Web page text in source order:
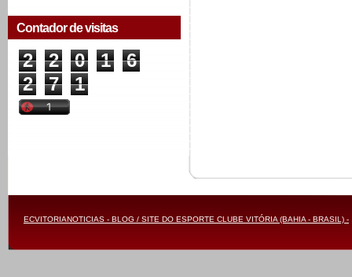
Contador de visitas
2 2 0 1
6
2
7 1
ECVITORIANOTICIAS - BLOG / SITE DO ESPORTE CLUBE VITÓRIA (BAHIA - BRASIL) -